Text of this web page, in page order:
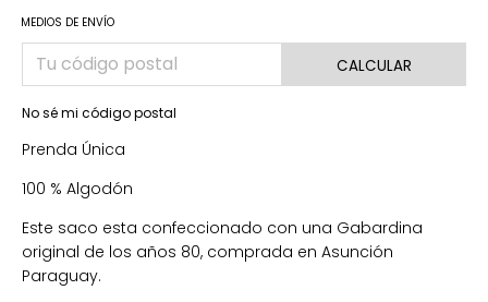
MEDIOS DE ENVÍO
CALCULAR
No sé mi código postal
Prenda Única
100 % Algodón
Este saco esta confeccionado con una Gabardina
original de los años 80, comprada en Asunción
Paraguay.